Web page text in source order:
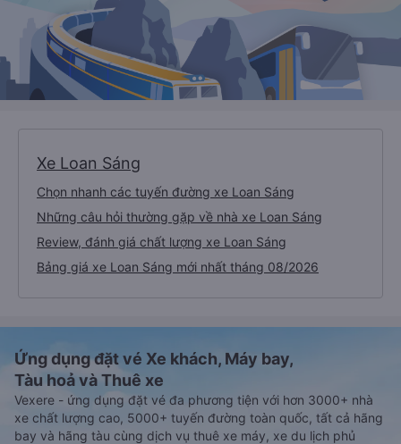
Xe Loan Sáng
Chọn nhanh các tuyến đường xe Loan Sáng
Những câu hỏi thường gặp về nhà xe Loan Sáng
Review, đánh giá chất lượng xe Loan Sáng
Bảng giá xe Loan Sáng mới nhất tháng 08/2026
Ứng dụng đặt vé Xe khách, Máy bay,
Tàu hoả và Thuê xe
Vexere - ứng dụng đặt vé đa phương tiện với hơn 3000+ nhà
xe chất lượng cao, 5000+ tuyến đường toàn quốc, tất cả hãng
bay và hãng tàu cùng dịch vụ thuê xe máy, xe du lịch phủ